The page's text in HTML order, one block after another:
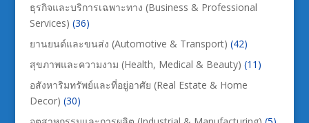
ธุรกิจและบริการเฉพาะทาง (Business & Professional
Services) (36)
ยานยนต์และขนส่ง (Automotive & Transport) (42)
สุขภาพและความงาม (Health, Medical & Beauty) (11)
อสังหาริมทรัพย์และที่อยู่อาศัย (Real Estate & Home
Decor) (30)